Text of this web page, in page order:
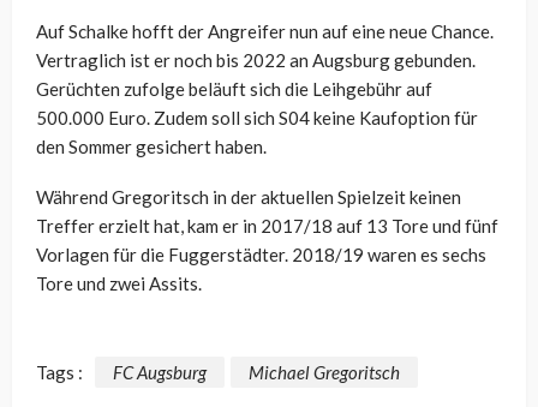
Auf Schalke hofft der Angreifer nun auf eine neue Chance.
Vertraglich ist er noch bis 2022 an Augsburg gebunden.
Gerüchten zufolge beläuft sich die Leihgebühr auf
500.000 Euro. Zudem soll sich S04 keine Kaufoption für
den Sommer gesichert haben.
Während Gregoritsch in der aktuellen Spielzeit keinen
Treffer erzielt hat, kam er in 2017/18 auf 13 Tore und fünf
Vorlagen für die Fuggerstädter. 2018/19 waren es sechs
Tore und zwei Assits.
Tags : FC Augsburg Michael Gregoritsch